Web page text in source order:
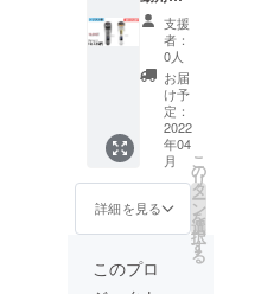
のお届
け予定
です。
（ご注
文状
況、使
用部材
の供給
状況、
製造工
程上の
出荷時
格とな
りま
す。 ・
一部の
デザイ
ン、仕
様につ
きまし
ては予
告なく
変更に
ざいま
す。ご
リムー
バ 3点
トリプ
ル割約
35％OF
16,500
円（税
込）
→10,72
5円（税
込） 一
般販売
予定価
格
支援
者：
0人
お届
け予
定：
2022
年04
月
詳細を見る
こ
の
リ
タ
ー
ン
を
選
択
す
る
このプロ